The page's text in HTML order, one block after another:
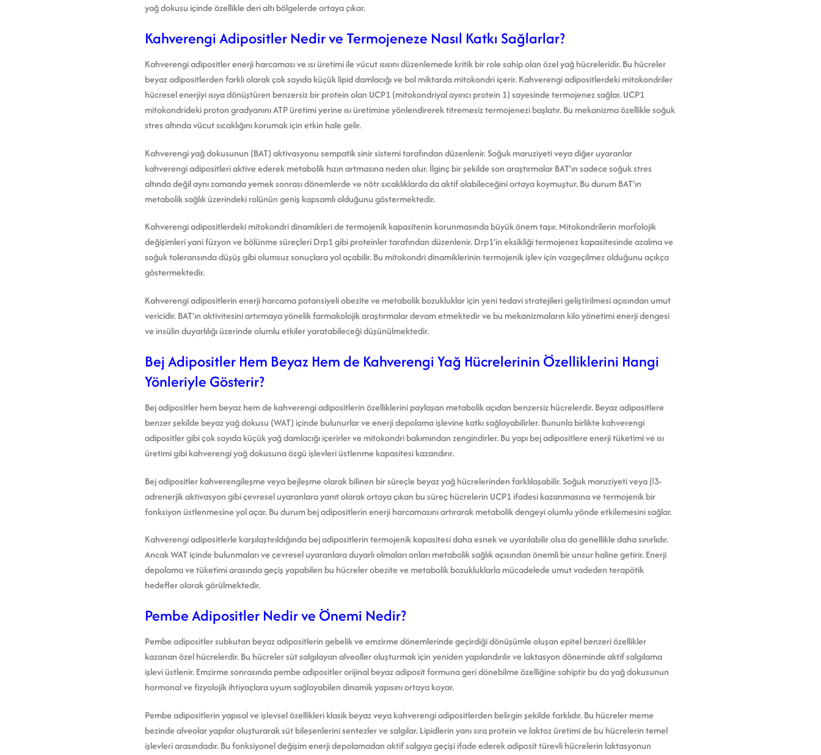
yağ dokusu içinde özellikle deri altı bölgelerde ortaya çıkar.
Kahverengi Adipositler Nedir ve Termojeneze Nasıl Katkı Sağlarlar?
Kahverengi adipositler enerji harcaması ve ısı üretimi ile vücut ısısını düzenlemede kritik bir role sahip olan özel yağ hücreleridir. Bu hücreler
beyaz adipositlerden farklı olarak çok sayıda küçük lipid damlacığı ve bol miktarda mitokondri içerir. Kahverengi adipositlerdeki mitokondriler
hücresel enerjiyi ısıya dönüştüren benzersiz bir protein olan UCP1 (mitokondriyal ayırıcı protein 1) sayesinde termojenez sağlar. UCP1
mitokondrideki proton gradyanını ATP üretimi yerine ısı üretimine yönlendirerek titremesiz termojenezi başlatır. Bu mekanizma özellikle soğuk
stres altında vücut sıcaklığını korumak için etkin hale gelir.
Kahverengi yağ dokusunun (BAT) aktivasyonu sempatik sinir sistemi tarafından düzenlenir. Soğuk maruziyeti veya diğer uyaranlar
kahverengi adipositleri aktive ederek metabolik hızın artmasına neden olur. İlginç bir şekilde son araştırmalar BAT’ın sadece soğuk stres
altında değil aynı zamanda yemek sonrası dönemlerde ve nötr sıcaklıklarda da aktif olabileceğini ortaya koymuştur. Bu durum BAT’ın
metabolik sağlık üzerindeki rolünün geniş kapsamlı olduğunu göstermektedir.
Kahverengi adipositlerdeki mitokondri dinamikleri de termojenik kapasitenin korunmasında büyük önem taşır. Mitokondrilerin morfolojik
değişimleri yani füzyon ve bölünme süreçleri Drp1 gibi proteinler tarafından düzenlenir. Drp1’in eksikliği termojenez kapasitesinde azalma ve
soğuk toleransında düşüş gibi olumsuz sonuçlara yol açabilir. Bu mitokondri dinamiklerinin termojenik işlev için vazgeçilmez olduğunu açıkça
göstermektedir.
Kahverengi adipositlerin enerji harcama potansiyeli obezite ve metabolik bozukluklar için yeni tedavi stratejileri geliştirilmesi açısından umut
vericidir. BAT’ın aktivitesini artırmaya yönelik farmakolojik araştırmalar devam etmektedir ve bu mekanizmaların kilo yönetimi enerji dengesi
ve insülin duyarlılığı üzerinde olumlu etkiler yaratabileceği düşünülmektedir.
Bej Adipositler Hem Beyaz Hem de Kahverengi Yağ Hücrelerinin Özelliklerini Hangi
Yönleriyle Gösterir?
Bej adipositler hem beyaz hem de kahverengi adipositlerin özelliklerini paylaşan metabolik açıdan benzersiz hücrelerdir. Beyaz adipositlere
benzer şekilde beyaz yağ dokusu (WAT) içinde bulunurlar ve enerji depolama işlevine katkı sağlayabilirler. Bununla birlikte kahverengi
adipositler gibi çok sayıda küçük yağ damlacığı içerirler ve mitokondri bakımından zengindirler. Bu yapı bej adipositlere enerji tüketimi ve ısı
üretimi gibi kahverengi yağ dokusuna özgü işlevleri üstlenme kapasitesi kazandırır.
Bej adipositler kahverengileşme veya bejleşme olarak bilinen bir süreçle beyaz yağ hücrelerinden farklılaşabilir. Soğuk maruziyeti veya β3-
adrenerjik aktivasyon gibi çevresel uyaranlara yanıt olarak ortaya çıkan bu süreç hücrelerin UCP1 ifadesi kazanmasına ve termojenik bir
fonksiyon üstlenmesine yol açar. Bu durum bej adipositlerin enerji harcamasını artırarak metabolik dengeyi olumlu yönde etkilemesini sağlar.
Kahverengi adipositlerle karşılaştırıldığında bej adipositlerin termojenik kapasitesi daha esnek ve uyarılabilir olsa da genellikle daha sınırlıdır.
Ancak WAT içinde bulunmaları ve çevresel uyaranlara duyarlı olmaları onları metabolik sağlık açısından önemli bir unsur haline getirir. Enerji
depolama ve tüketimi arasında geçiş yapabilen bu hücreler obezite ve metabolik bozukluklarla mücadelede umut vadeden terapötik
hedefler olarak görülmektedir.
Pembe Adipositler Nedir ve Önemi Nedir?
Pembe adipositler subkutan beyaz adipositlerin gebelik ve emzirme dönemlerinde geçirdiği dönüşümle oluşan epitel benzeri özellikler
kazanan özel hücrelerdir. Bu hücreler süt salgılayan alveoller oluşturmak için yeniden yapılandırılır ve laktasyon döneminde aktif salgılama
işlevi üstlenir. Emzirme sonrasında pembe adipositler orijinal beyaz adiposit formuna geri dönebilme özelliğine sahiptir bu da yağ dokusunun
hormonal ve fizyolojik ihtiyaçlara uyum sağlayabilen dinamik yapısını ortaya koyar.
Pembe adipositlerin yapısal ve işlevsel özellikleri klasik beyaz veya kahverengi adipositlerden belirgin şekilde farklıdır. Bu hücreler meme
bezinde alveolar yapılar oluşturarak süt bileşenlerini sentezler ve salgılar. Lipidlerin yanı sıra protein ve laktoz üretimi de bu hücrelerin temel
işlevleri arasındadır. Bu fonksiyonel değişim enerji depolamadan aktif salgıya geçişi ifade ederek adiposit türevli hücrelerin laktasyonun